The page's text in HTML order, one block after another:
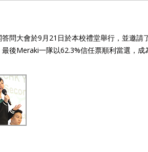
問大會於9月21日於本校禮堂舉行，並邀
後Meraki一隊以62.3%信任票順利當選，